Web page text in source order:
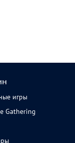
игры
Gathering